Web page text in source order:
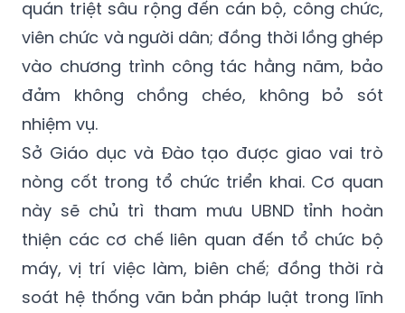
quán triệt sâu rộng đến cán bộ, công chức,
viên chức và người dân; đồng thời lồng ghép
vào chương trình công tác hằng năm, bảo
đảm không chồng chéo, không bỏ sót
nhiệm vụ.
Sở Giáo dục và Đào tạo được giao vai trò
nòng cốt trong tổ chức triển khai. Cơ quan
này sẽ chủ trì tham mưu UBND tỉnh hoàn
thiện các cơ chế liên quan đến tổ chức bộ
máy, vị trí việc làm, biên chế; đồng thời rà
soát hệ thống văn bản pháp luật trong lĩnh